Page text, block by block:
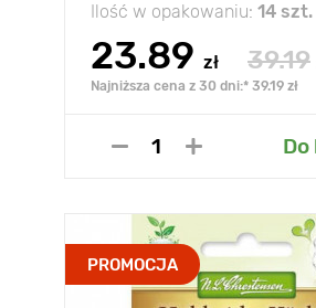
Ilość w opakowaniu: 14 szt.
23.89 zł 39.19
Najniższa cena z 30 dni:* 39.19 zł
Do
PROMOCJA